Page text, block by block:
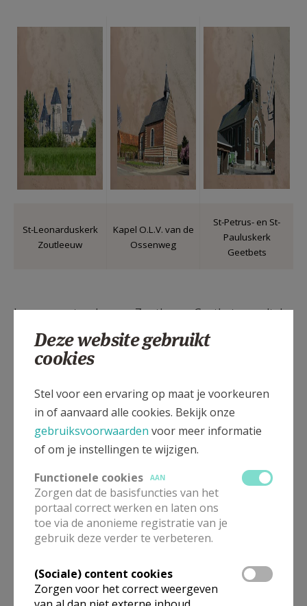
St-Leonarduskerk
Zoutleeuw
Kapel O.L.V. van de
Ossenweg
St-Petrus- en St-
Pauluskerk
Geetbets
In onze pastorale zone Zoutleeuw-Geetbets wordt de
zondagsliturgie toegespitsts naar drie kerken:
Sint-Leonarduskerk
elke zondag eucharistieviering om 10.00 uur
(tenzij anders aangegeven)
Kapel O.L. Vrouw van de Ossenweg
elke zondag eucharistieviering om 18.00 uur
(tenzij anders aangegeven)
Sint-Petrus- en Sint-Pauluskerk
elke zaterdag eucharistieviering om 18.30 uur
Deze website gebruikt
cookies
Stel voor een ervaring op maat je voorkeuren
in of aanvaard alle cookies. Bekijk onze
gebruiksvoorwaarden voor meer informatie
of om je instellingen te wijzigen.
Functionele cookies
AAN
Zorgen dat de basisfuncties van het
portaal correct werken en laten ons
toe via de anonieme registratie van je
gebruik deze verder te verbeteren.
(Sociale) content cookies
Zorgen voor het correct weergeven